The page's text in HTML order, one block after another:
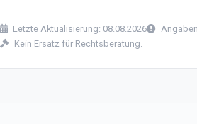
Letzte Aktualisierung: 08.08.2026
Kein Ersatz für Rechtsberatung.